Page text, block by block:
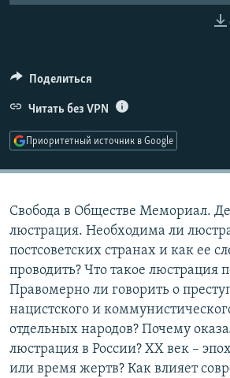
СОЦИАЛЬНЫЕ СЕТИ
Поделиться
Читать без VPN
Приоритетный источник в Google
Свобода в Обществе Мемориал.
люстрация. Необходима ли
постсоветских странах и как ее
проводить? Что такое люстрация
Правомерно ли говорить о
нацистского и
отдельных народов? Почему
люстрация в России? ХХ век –
или время жертв? Как влияет